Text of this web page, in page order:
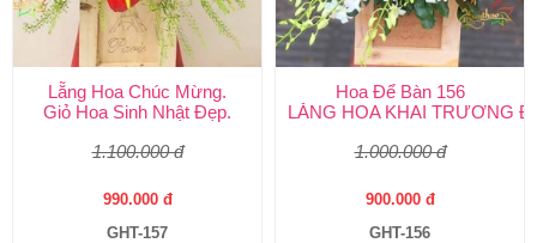
Lẵng Hoa Chúc Mừng.
Giỏ Hoa Sinh Nhật Đẹp.
1.100.000 đ
990.000 đ
GHT-157
Hoa Để Bàn 156
LẴNG HOA KHAI TRƯƠNG
1.000.000 đ
900.000 đ
GHT-156